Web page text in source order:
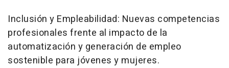
Inclusión y Empleabilidad: Nuevas competencias
profesionales frente al impacto de la
automatización y generación de empleo
sostenible para jóvenes y mujeres.